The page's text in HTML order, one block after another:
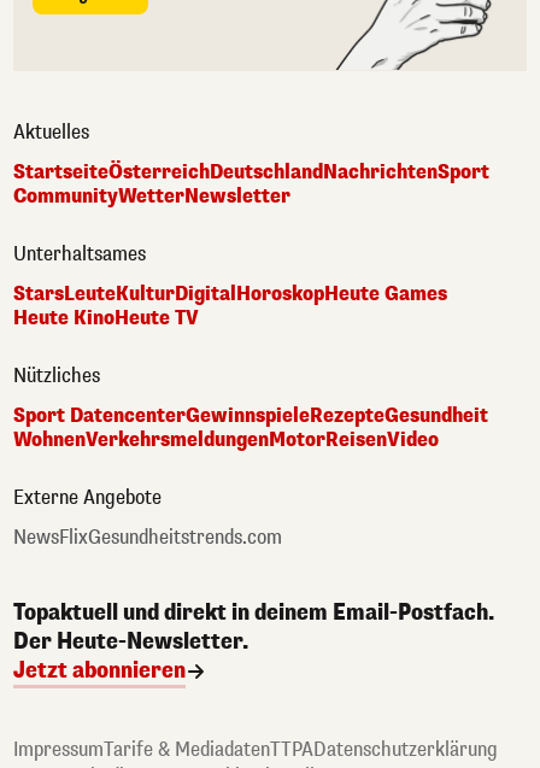
Aktuelles
StartseiteÖsterreichDeutschlandNachrichtenSport
CommunityWetterNewsletter
Unterhaltsames
StarsLeuteKulturDigitalHoroskopHeute Games
Heute KinoHeute TV
Nützliches
Sport DatencenterGewinnspieleRezepteGesundheit
WohnenVerkehrsmeldungenMotorReisenVideo
Externe Angebote
NewsFlixGesundheitstrends.com
Topaktuell und direkt in deinem Email-Postfach.
Der Heute-Newsletter.
Jetzt abonnieren
ImpressumTarife & MediadatenTTPADatenschutzerklärung